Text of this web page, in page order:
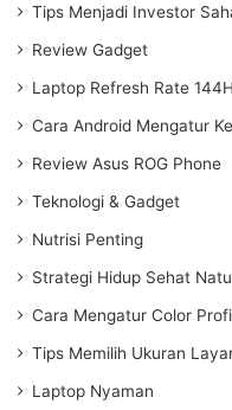
Tips Menjadi Investor
Review Gadget
Laptop Refresh Rate
Cara Android Mengatur
Review Asus ROG Phone
Teknologi & Gadget
Nutrisi Penting
Strategi Hidup Sehat
Cara Mengatur Color
Tips Memilih Ukuran
Laptop Nyaman